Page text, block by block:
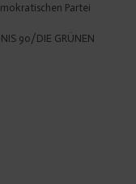
Partei
90/DIE GRÜNEN